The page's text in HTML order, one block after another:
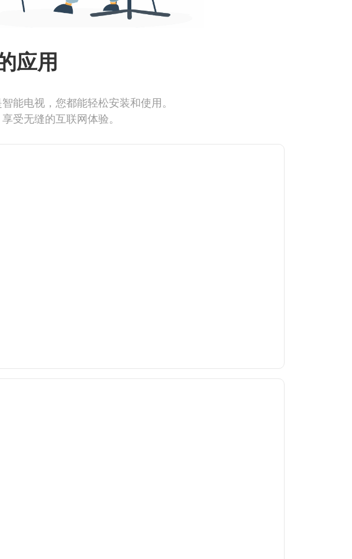
应用
能电视，您都能轻松安装和使用。
受无缝的互联网体验。